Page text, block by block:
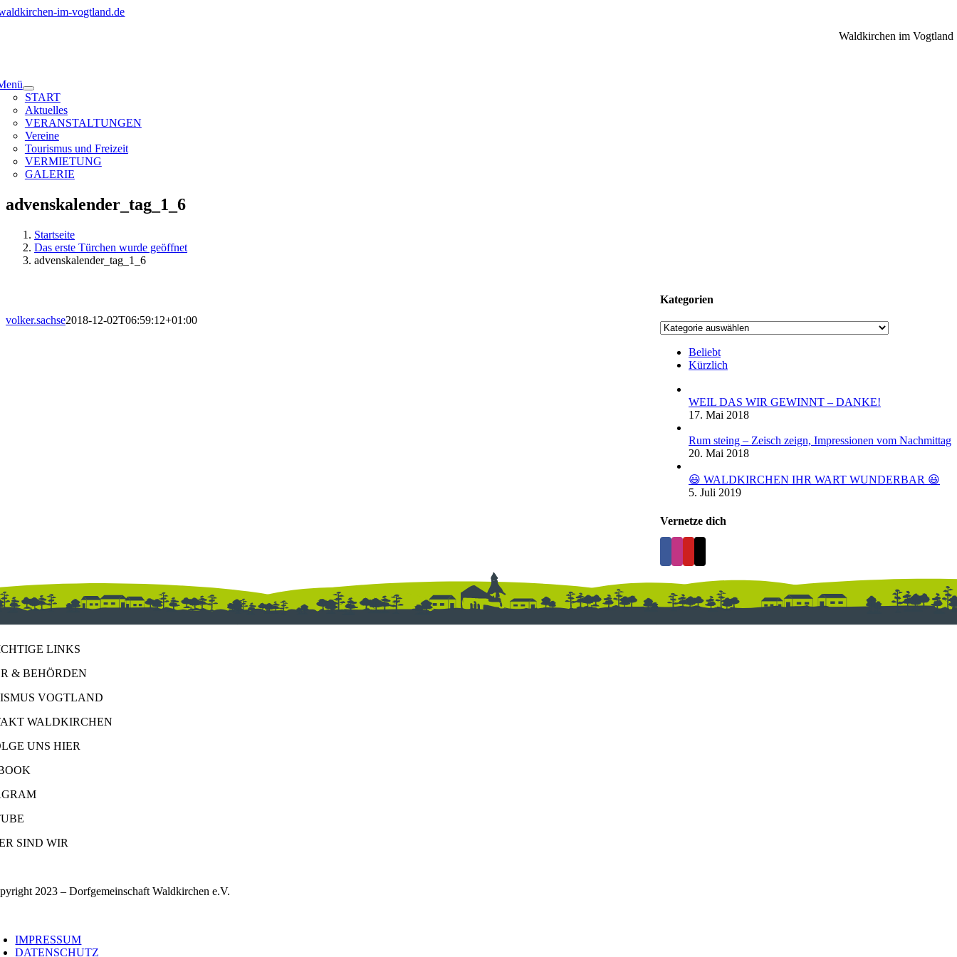
Zum
Waldkirchen im Vogtland
START
Aktuelles
VERANSTALTUNGEN
Vereine
Tourismus und Freizeit
VERMIETUNG
GALERIE
advenskalender_tag_1_6
Startseite
Das erste Türchen wurde geöffnet
advenskalender_tag_1_6
volker.sachse2018-12-02T06:59:12+01:00
Kategorien
Kategorien
Beliebt
Kürzlich
WEIL DAS WIR GEWINNT – DANKE!
17. Mai 2018
Rum steing – Zeisch zeign, Impressionen vom Nachmittag
20. Mai 2018
😃 WALDKIRCHEN IHR WART WUNDERBAR 😃
5. Juli 2019
Vernetze dich
LINKS
& BEHÖRDEN
VOGTLAND
WALDKIRCHEN
UNS HIER
SIND WIR
2023 – Dorfgemeinschaft Waldkirchen e.V.
IMPRESSUM
DATENSCHUTZ